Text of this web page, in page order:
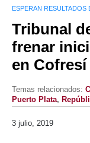
ESPERAN RESULTADOS
Tribunal
frenar
en Cofresí
Temas relacionados:
Puerto Plata,
3 julio, 2019